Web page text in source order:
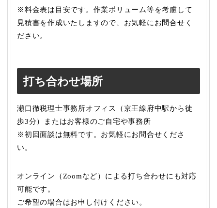
※料金表は目安です。作業ボリューム等を考慮して
見積書を作成いたしますので、お気軽にお問合せく
ださい。
打ち合わせ場所
瀬口徹税理士事務所オフィス（京王線府中駅から徒
歩3分）またはお客様のご自宅や事務所
※初回面談は無料です。お気軽にお問合せくださ
い。
オンライン（Zoomなど）による打ち合わせにも対応
可能です。
ご希望の場合はお申し付けください。